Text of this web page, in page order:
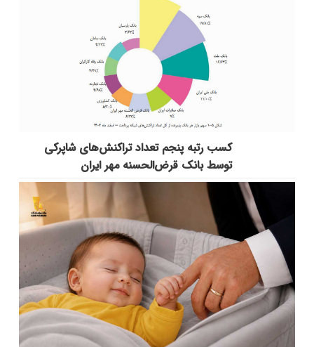
کسب رتبه پنجم تعداد تراکنش‌های شاپرکی
توسط بانک قرض‌الحسنه مهر ایران